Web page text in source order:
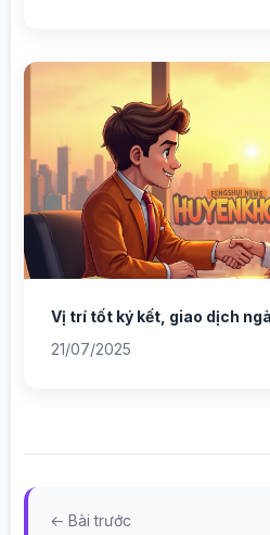
Vị trí tốt ký kết, giao dịch
21/07/2025
← Bài trước